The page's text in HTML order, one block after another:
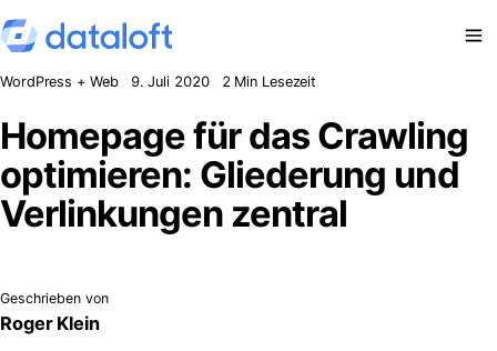
Zum Inhalt springen
WordPress + Web 9. Juli 2020 2 Min Lesezeit
Homepage für das Crawling
optimieren: Gliederung und
Verlinkungen zentral
Geschrieben von
Roger Klein